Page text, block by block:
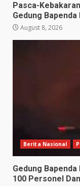
Pasca-
Gedung
August 8, 2026
Berita Nasional
Gedung
100 Personel